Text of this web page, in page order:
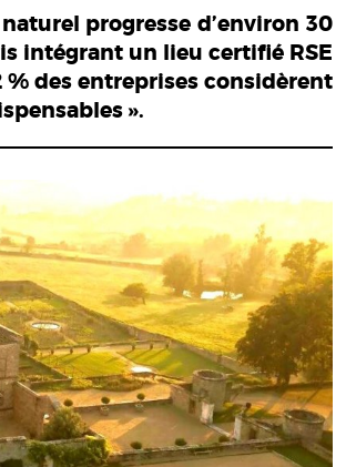
progresse d’environ 30
intégrant un lieu certifié RSE
des entreprises considèrent
».